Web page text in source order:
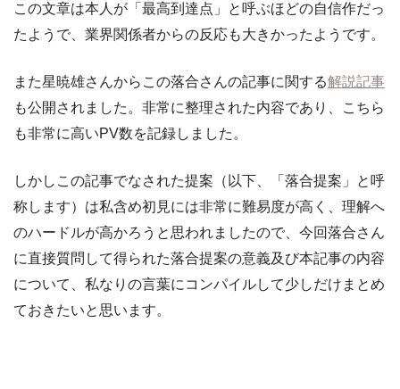
この文章は本人が「最高到達点」と呼ぶほどの自信作だっ
たようで、業界関係者からの反応も大きかったようです。
また星暁雄さんからこの落合さんの記事に関する解説記事
も公開されました。非常に整理された内容であり、こちら
も非常に高いPV数を記録しました。
しかしこの記事でなされた提案（以下、「落合提案」と呼
称します）は私含め初見には非常に難易度が高く、理解へ
のハードルが高かろうと思われましたので、今回落合さん
に直接質問して得られた落合提案の意義及び本記事の内容
について、私なりの言葉にコンパイルして少しだけまとめ
ておきたいと思います。